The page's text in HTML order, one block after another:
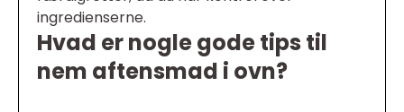
ingredienserne.
Hvad er nogle gode tips til
nem aftensmad i ovn?